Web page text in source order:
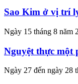
Sao Kim ở vị trí
Ngày 15 tháng 8 năm
Nguyệt thực một
Ngày 27 đến ngày 28